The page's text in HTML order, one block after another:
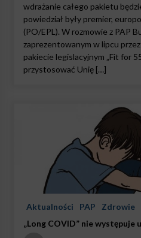
wdrażanie całego pakietu
powiedział były premier,
(PO/EPL). W rozmowie z PAP
zaprezentowanym w lipcu
pakiecie legislacyjnym „Fit for
przystosować Unię […]
Aktualności PAP
Zdrowie
„Long COVID” nie występuje